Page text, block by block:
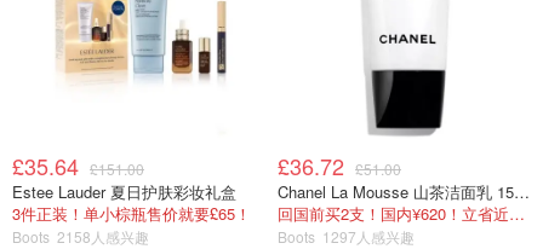
管制：许多国家公园有关于动物和管制的规定-出发前请确
保对相关规定做一些了解。
时，宠物的食物也需要合理存储。
刷子：刷子可用来去除宠物皮毛上的脏物或其他粘付物。
£35.64 £151.00
Estee Lauder 夏日护肤彩妆礼盒
3件正装！单小棕瓶售价就要£65！
Boots 2158人感兴趣
£36.72 £51.00
Chanel La Mousse 山茶洁面乳 150ml
回国前买2支！国内¥620！立省近一半！
Boots 1297人感兴趣